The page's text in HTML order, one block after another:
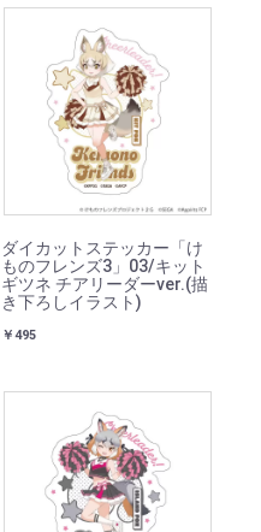
ダイカットステッカー「け
ものフレンズ3」03/キット
ギツネ チアリーダーver.(描
き下ろしイラスト)
￥495